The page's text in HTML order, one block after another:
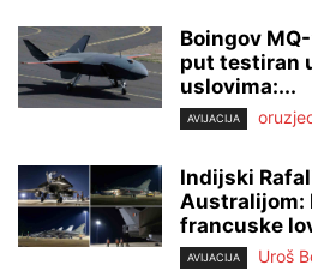
Boingov
put testiran
uslovima:...
AVIJACIJA
Indijski
Australijom:
francuske
AVIJACIJA Uroš